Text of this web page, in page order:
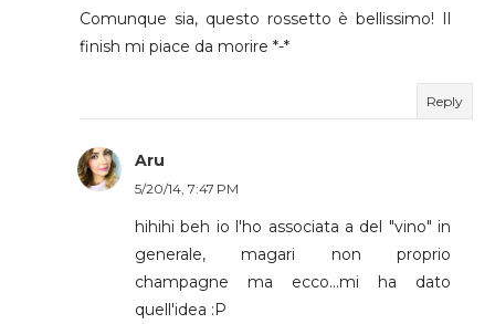
Comunque sia, questo rossetto è bellissimo! Il
finish mi piace da morire *-*
Reply
Aru
5/20/14, 7:47 PM
hihihi beh io l'ho associata a del "vino" in
generale, magari non proprio
champagne ma ecco...mi ha dato
quell'idea :P